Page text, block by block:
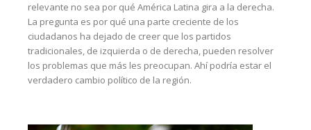
relevante no sea por qué América Latina gira a la derecha.
La pregunta es por qué una parte creciente de los
ciudadanos ha dejado de creer que los partidos
tradicionales, de izquierda o de derecha, pueden resolver
los problemas que más les preocupan. Ahí podría estar el
verdadero cambio político de la región.